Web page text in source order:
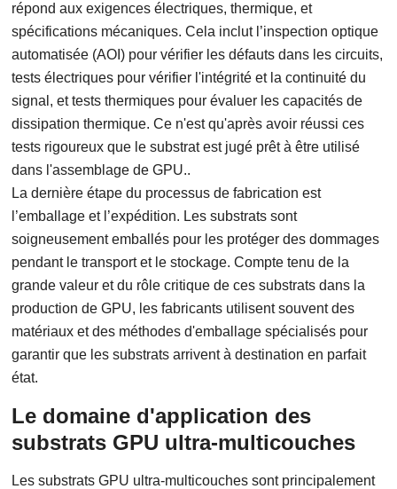
répond aux exigences électriques, thermique, et
spécifications mécaniques. Cela inclut l’inspection optique
automatisée (AOI) pour vérifier les défauts dans les circuits,
tests électriques pour vérifier l'intégrité et la continuité du
signal, et tests thermiques pour évaluer les capacités de
dissipation thermique. Ce n'est qu'après avoir réussi ces
tests rigoureux que le substrat est jugé prêt à être utilisé
dans l'assemblage de GPU..
La dernière étape du processus de fabrication est
l’emballage et l’expédition. Les substrats sont
soigneusement emballés pour les protéger des dommages
pendant le transport et le stockage. Compte tenu de la
grande valeur et du rôle critique de ces substrats dans la
production de GPU, les fabricants utilisent souvent des
matériaux et des méthodes d'emballage spécialisés pour
garantir que les substrats arrivent à destination en parfait
état.
Le domaine d'application des
substrats GPU ultra-multicouches
Les substrats GPU ultra-multicouches sont principalement